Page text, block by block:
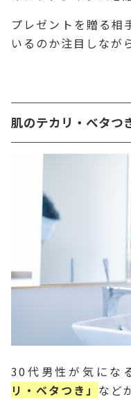
プレゼントを贈る相
いるのか注目しなが
肌のテカリ・ベタつ
30代男性が気にな
リ・ベタつき」 など